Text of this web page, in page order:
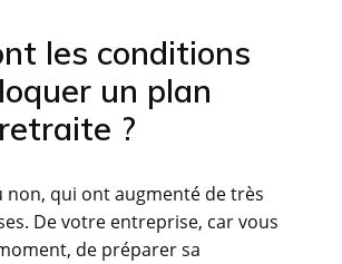
les conditions
un plan
?
non, qui ont augmenté de très
De votre entreprise, car vous
de préparer sa